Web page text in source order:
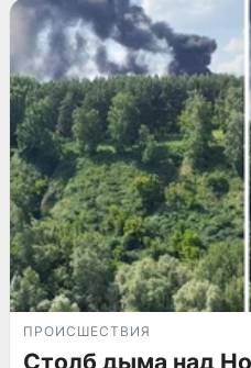
ПРОИСШЕСТВИЯ
Столб дыма над